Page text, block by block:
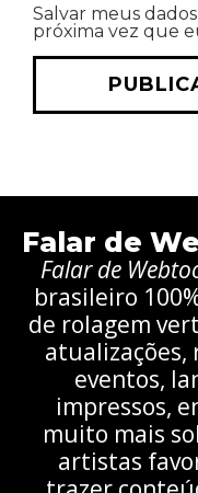
Salvar meus
próxima vez que
Falar de
Falar de
brasileiro
de rolagem
atualizações,
eventos,
impressos,
muito mais
artistas